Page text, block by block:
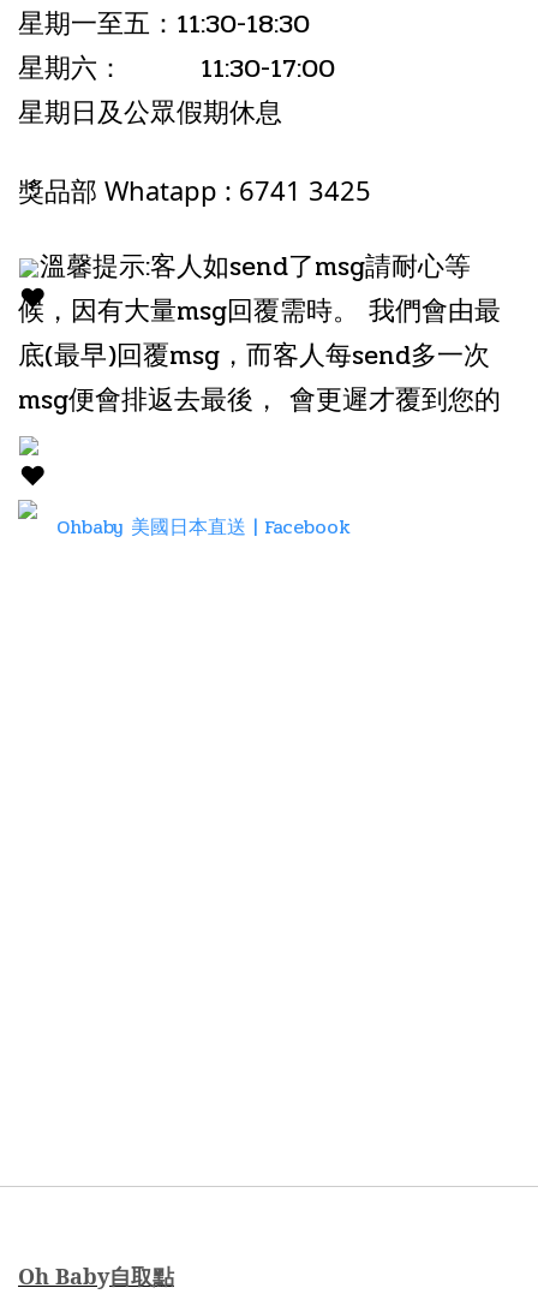
星期一至五：11:30-18:30
星期六： 11:30-17:00
星期日及公眾假期休息
獎品部 Whatapp : 6741 3425
溫馨提示:客人如send了msg請耐心等
候，因有大量msg回覆需時。 我們會由最
底(最早)回覆msg，而客人每send多一次
msg便會排返去最後， 會更遲才覆到您的
Ohbaby 美國日本直送 | Facebook
Oh Baby自取點